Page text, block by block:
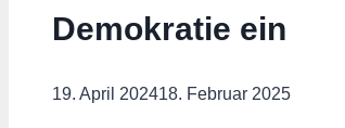
Demokratie ein
19. April 202418. Februar 2025